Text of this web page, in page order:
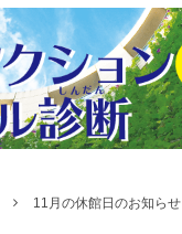
11月の休館日のお知らせ